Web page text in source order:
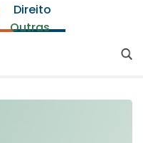
Direito
Outras